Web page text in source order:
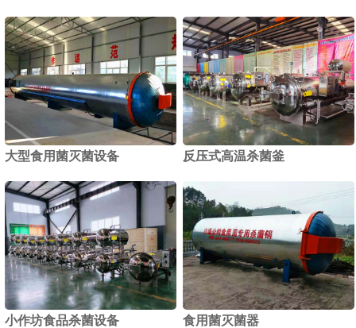
1 2
大型食用菌灭菌设备 反压式高温杀菌釜
小作坊食品杀菌设备 食用菌灭菌器